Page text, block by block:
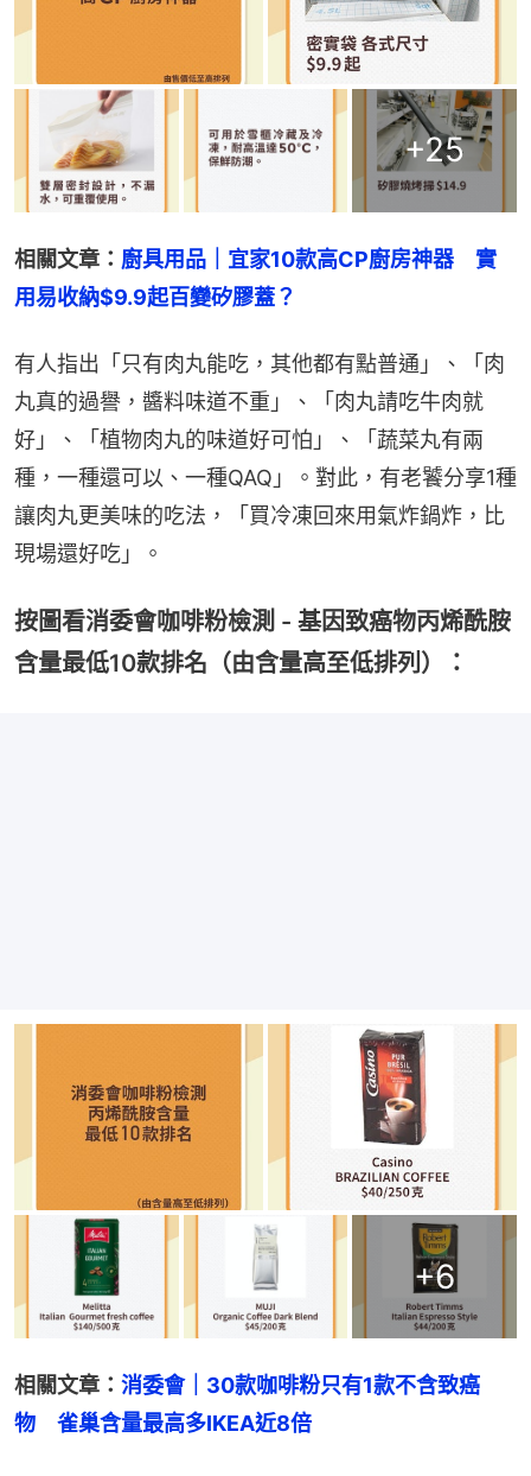
+25
相關文章： 廚具用品｜宜家10款高CP廚房神器　實
用易收納$9.9起百變矽膠蓋？
有人指出「只有肉丸能吃，其他都有點普通」、「肉
丸真的過譽，醬料味道不重」、「肉丸請吃牛肉就
好」、「植物肉丸的味道好可怕」、「蔬菜丸有兩
種，一種還可以、一種QAQ」。對此，有老饕分享1種
讓肉丸更美味的吃法，「買冷凍回來用氣炸鍋炸，比
現場還好吃」。
按圖看消委會咖啡粉檢測 - 基因致癌物丙烯酰胺
含量最低10款排名（由含量高至低排列）：
+6
相關文章： 消委會｜30款咖啡粉只有1款不含致癌
物　雀巢含量最高多IKEA近8倍